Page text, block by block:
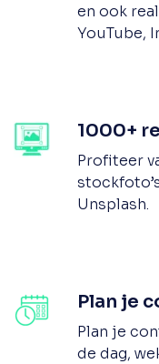
en ook
YouTube,
1000+
Profiteer
Unsplash.
Plan je
Plan je
de dag,